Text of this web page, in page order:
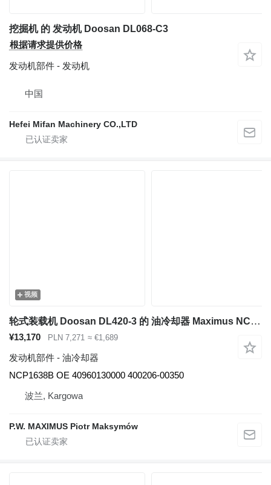
挖掘机 的 发动机 Doosan DL068-C3
根据请求提供价格
发动机部件 - 发动机
中国
Hefei Mifan Machinery CO.,LTD
视频
轮式装载机 Doosan DL420-3 的 油冷却器 Maximus NCP1638B
¥13,170 PLN 7,271 ≈ €1,689
发动机部件 - 油冷却器
NCP1638B OE 40960130000 400206-00350
波兰, Kargowa
P.W. MAXIMUS Piotr Maksymów